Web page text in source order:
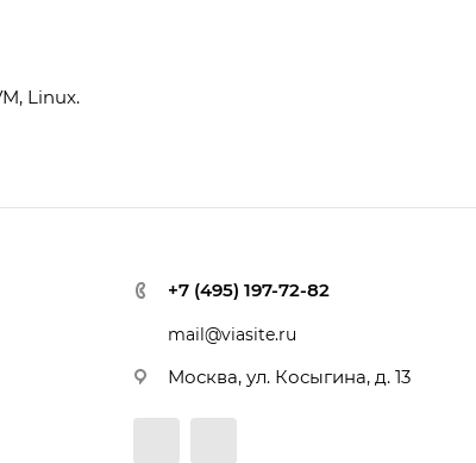
Linux.
+7 (495) 197-72-82
mail@viasite.ru
Москва, ул. Косыгина, д. 13